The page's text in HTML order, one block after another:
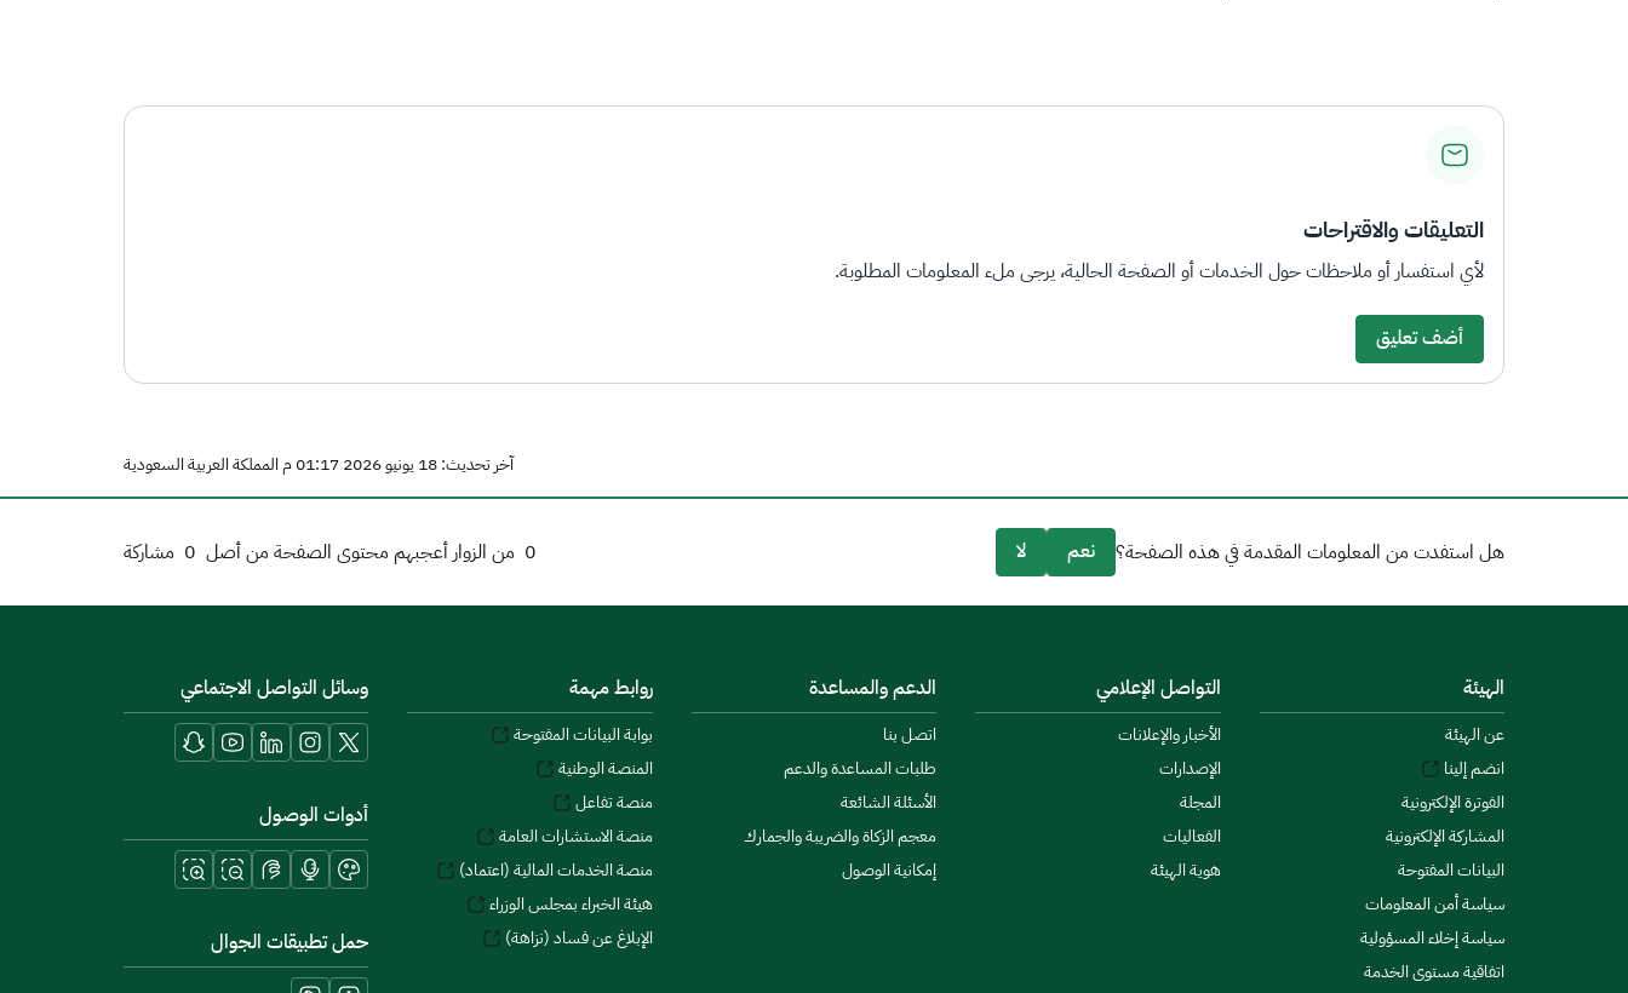
التعليقات والاقتراحات
لأي استفسار أو ملاحظات حول الخدمات أو الصفحة الحالية، يرجى ملء المعلومات المطلوبة.
أضف تعليق
آخر تحديث: 18 يونيو 2026 01:17 م المملكة العربية السعودية
0 من الزوار أعجبهم محتوى الصفحة من أصل 0 مشاركة هل استفدت من المعلومات المقدمة في هذه الصفحة؟ نعم لا
الهيئة
عن الهيئة
انضم إلينا
الفوترة الإلكترونية
المشاركة الإلكترونية
البيانات المفتوحة
سياسة أمن المعلومات
سياسة إخلاء المسؤولية
اتفاقية مستوى الخدمة
التواصل الإعلامي
الأخبار والإعلانات
الإصدارات
المجلة
الفعاليات
هوية الهيئة
الدعم والمساعدة
اتصل بنا
طلبات المساعدة والدعم
الأسئلة الشائعة
معجم الزكاة والضريبة والجمارك
إمكانية الوصول
روابط مهمة
بوابة البيانات المفتوحة
المنصة الوطنية
منصة تفاعل
منصة الاستشارات العامة
منصة الخدمات المالية (اعتماد)
هيئة الخبراء بمجلس الوزراء
الإبلاغ عن فساد (نزاهة)
وسائل التواصل الاجتماعي
أدوات الوصول
حمل تطبيقات الجوال